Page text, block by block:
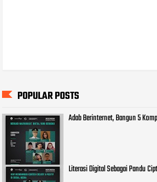
POPULAR POSTS
Adab Berinternet, Bangun 5
Literasi Digital Sebagai Pandu